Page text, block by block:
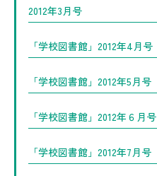
2012年3月号
「学校図書館」2012年4月号
「学校図書館」2012年5月号
「学校図書館」2012年６月号
「学校図書館」2012年7月号